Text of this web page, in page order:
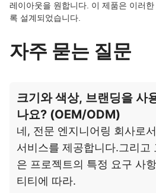
레이아웃을 원합니다. 이 제품은 이러
록 설계되었습니다.
자주 묻는 질문
크기와 색상, 브랜딩을 사
나요? (OEM/ODM)
네, 전문 엔지니어링 회사로
서비스를 제공합니다.그리고
은 프로젝트의 특정 요구 사
티티에 따라.